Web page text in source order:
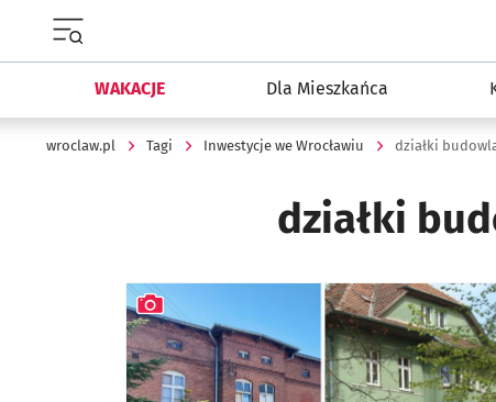
WAKACJE Dla Mieszkańca
wroclaw.pl Tagi Inwestycje we Wrocławiu działki
działki